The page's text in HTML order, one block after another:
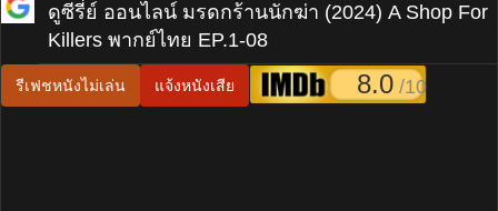
ดูซีรี่ย์ ออนไลน์ มรดกร้านนักฆ่า (2024) A Shop For
Killers พากย์ไทย EP.1-08
รีเฟชหนังไม่เล่น แจ้งหนังเสีย 8.0 /10